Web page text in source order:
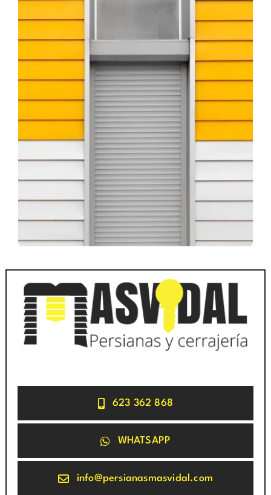
623 362 868
WHATSAPP
info@persianasmasvidal.com